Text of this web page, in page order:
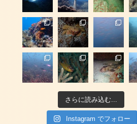
さらに読み込む...
Instagram でフォロー